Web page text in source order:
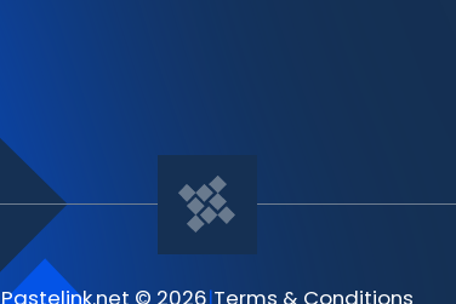
Pastelink.net © 2026|Terms & Conditions